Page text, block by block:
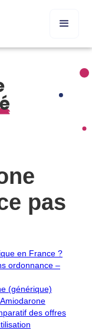
pas
en France ?
ordonnance –
(générique)
des offres